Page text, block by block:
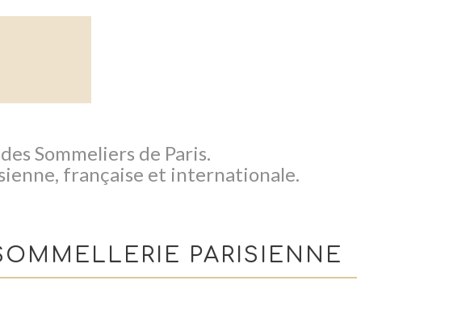
Sommeliers de Paris.
française et internationale.
PARISIENNE